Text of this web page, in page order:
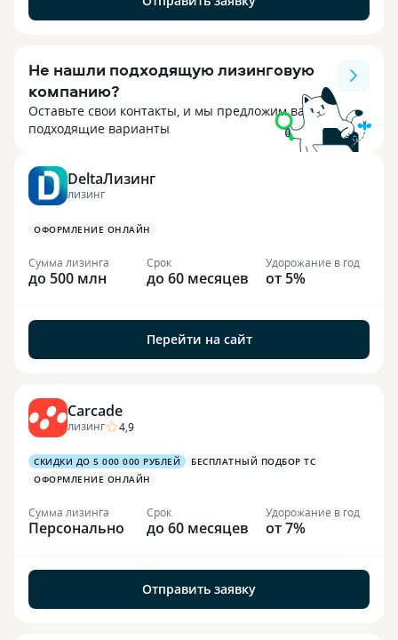
Не нашли подходящую лизинговую
компанию?
Оставьте свои контакты, и мы предложим вам
подходящие варианты
DeltaЛизинг
ЛИЗИНГ
ОФОРМЛЕНИЕ ОНЛАЙН
Сумма лизинга
до 500 млн
Срок
до 60 месяцев
Удорожание в год
от 5%
Перейти на сайт
Carcade
ЛИЗИНГ 4,9
СКИДКИ ДО 5 000 000 РУБЛЕЙ
БЕСПЛАТНЫЙ ПОДБОР ТС
ОФОРМЛЕНИЕ ОНЛАЙН
Сумма лизинга
Персонально
Срок
до 60 месяцев
Удорожание в год
от 7%
Отправить заявку